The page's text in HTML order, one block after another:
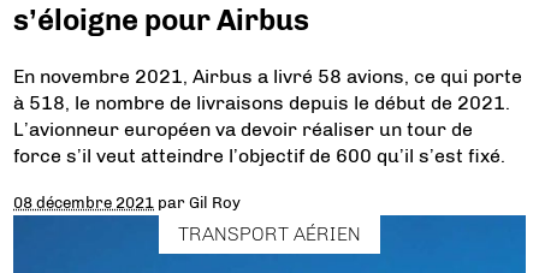
s’éloigne pour Airbus
En novembre 2021, Airbus a livré 58 avions, ce qui porte
à 518, le nombre de livraisons depuis le début de 2021.
L’avionneur européen va devoir réaliser un tour de
force s’il veut atteindre l’objectif de 600 qu’il s’est fixé.
08 décembre 2021 parGil Roy
TRANSPORT AÉRIEN